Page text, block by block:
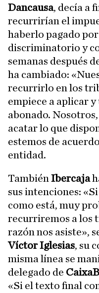
Dancausa, decía a
recurrirían el
haberlo pagado
discriminatorio y
semanas después
ha cambiado:
recurrirlo en los
empiece a aplicar y
abonado.
acatar lo que
estemos de
entidad.
También Ibercaja
sus intenciones:
como está, muy
recurriremos a los
razón nos asiste»,
Víctor Iglesias, su
misma línea se
delegado de
«Si el texto final